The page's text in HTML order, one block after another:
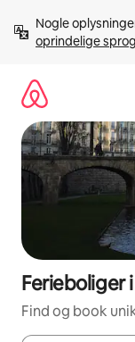
videre
Nogle
oprindelige sprog
Ferieboliger
Find og book